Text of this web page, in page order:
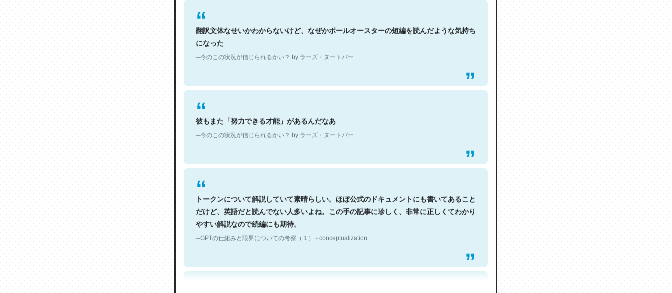
翻訳文体なせいかわからないけど、なぜかポールオースターの短編を読んだような気持ち
になった
─今のこの状況が信じられるかい？ by ラーズ・ヌートバー
彼もまた「努力できる才能」があるんだなあ
─今のこの状況が信じられるかい？ by ラーズ・ヌートバー
トークンについて解説していて素晴らしい。ほぼ公式のドキュメントにも書いてあること
だけど、英語だと読んでない人多いよね。この手の記事に珍しく、非常に正しくてわかり
やすい解説なので続編にも期待。
─GPTの仕組みと限界についての考察（１） - conceptualization